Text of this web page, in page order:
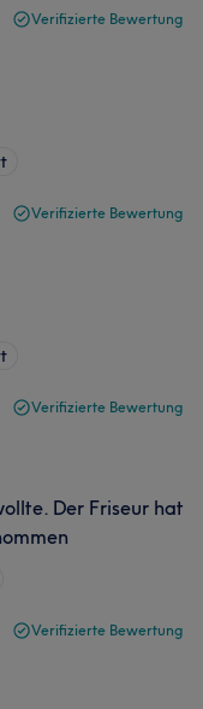
Verifizierte Bewertung
Verifizierte Bewertung
Verifizierte Bewertung
Der Friseur hat
Verifizierte Bewertung